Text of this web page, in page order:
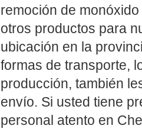
remoción de
otros productos para
ubicación en la
formas de transporte,
producción, también
envío. Si usted tiene
personal atento en